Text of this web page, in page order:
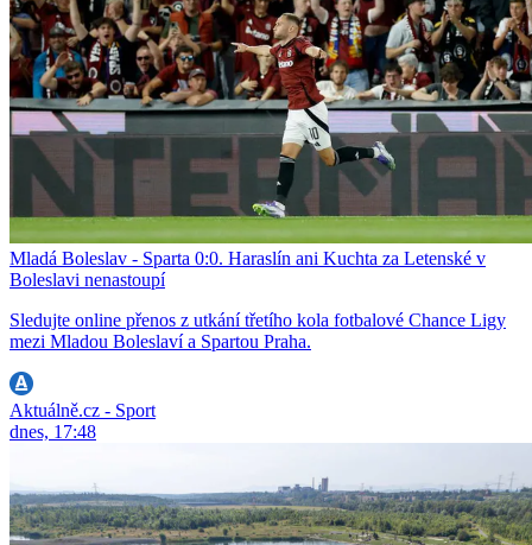
Mladá Boleslav - Sparta 0:0. Haraslín ani Kuchta za Letenské v
Boleslavi nenastoupí
Sledujte online přenos z utkání třetího kola fotbalové Chance Ligy
mezi Mladou Boleslaví a Spartou Praha.
Aktuálně.cz - Sport
dnes, 17:48